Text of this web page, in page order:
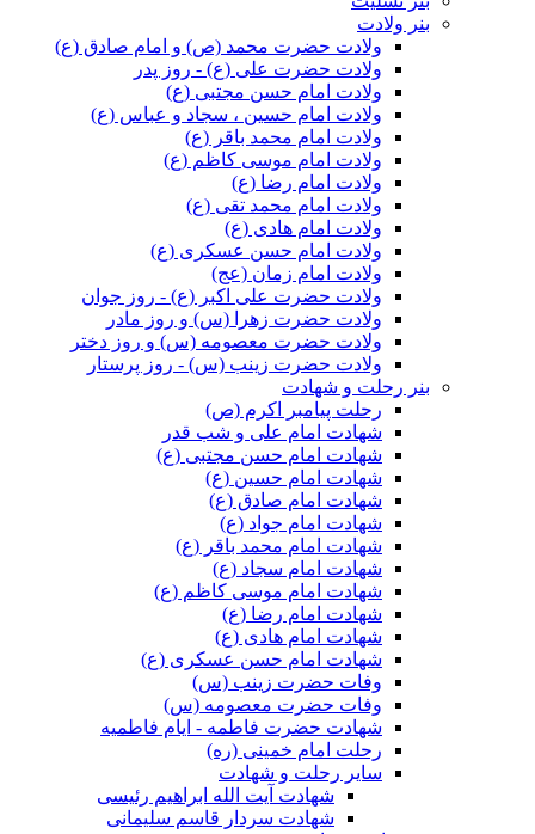
بنر ولادت
ولادت حضرت محمد (ص) و امام صادق (ع)
ولادت حضرت علی (ع) - روز پدر
ولادت امام حسن مجتبی (ع)
ولادت امام حسین ، سجاد و عباس (ع)
ولادت امام محمد باقر (ع)
ولادت امام موسی کاظم (ع)
ولادت امام رضا (ع)
ولادت امام محمد تقی (ع)
ولادت امام هادی (ع)
ولادت امام حسن عسکری (ع)
ولادت امام زمان (عج)
ولادت حضرت علی اکبر (ع) - روز جوان
ولادت حضرت زهرا (س) و روز مادر
ولادت حضرت معصومه (س) و روز دختر
ولادت حضرت زینب (س) - روز پرستار
بنر رحلت و شهادت
رحلت پیامبر اکرم (ص)
شهادت امام علی و شب قدر
شهادت امام حسن مجتبی (ع)
شهادت امام حسین (ع)
شهادت امام صادق (ع)
شهادت امام جواد (ع)
شهادت امام محمد باقر (ع)
شهادت امام سجاد (ع)
شهادت امام موسی کاظم (ع)
شهادت امام رضا (ع)
شهادت امام هادی (ع)
شهادت امام حسن عسکری (ع)
وفات حضرت زینب (س)
وفات حضرت معصومه (س)
شهادت حضرت فاطمه - ایام فاطمیه
رحلت امام خمینی (ره)
سایر رحلت و شهادت
شهادت آیت الله ابراهیم رئیسی
شهادت سردار قاسم سلیمانی